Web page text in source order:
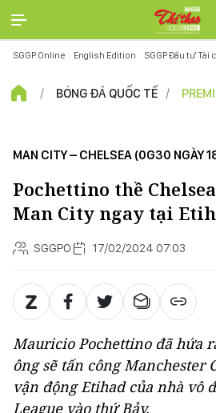
SGGP Online English Edition SGGP Đầu tư Tài
BÓNG ĐÁ QUỐC TẾ
MAN CITY – CHELSEA (0G30 NGÀY
Pochettino thề
Man City ngay tại
SGGPO 17/02/2024 07:03
Mauricio Pochettino đã hứa
ông sẽ tấn công Manchester
vận động Etihad của nhà vô
League vào thứ Bảy.